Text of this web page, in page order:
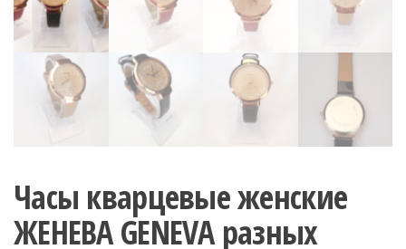
Часы кварцевые женские
ЖЕНЕВА GENEVA разных